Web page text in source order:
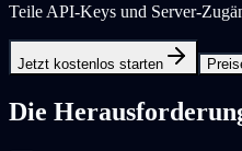
Teile API-Keys und Server-
Jetzt kostenlos starten
Die